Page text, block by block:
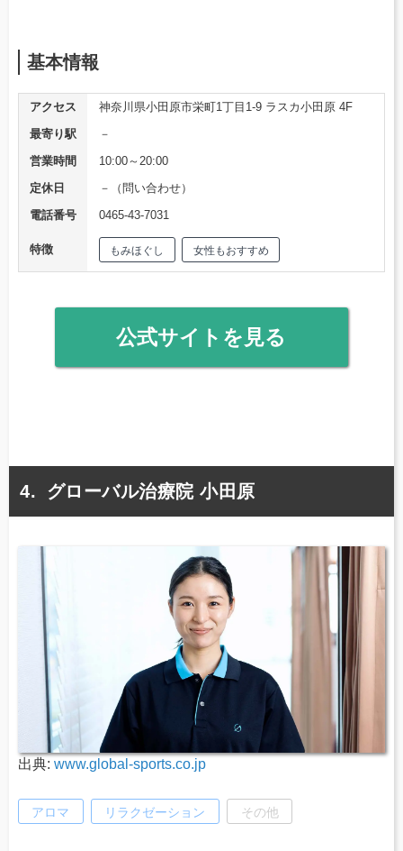
基本情報
アクセス
神奈川県小田原市栄町1丁目1-9 ラスカ小田原 4F
最寄り駅
－
営業時間
10:00～20:00
定休日
－（問い合わせ）
電話番号
0465-43-7031
特徴 もみほぐし 女性もおすすめ
公式サイトを見る
グローバル治療院 小田原
出典: www.global-sports.co.jp
アロマ リラクゼーション その他